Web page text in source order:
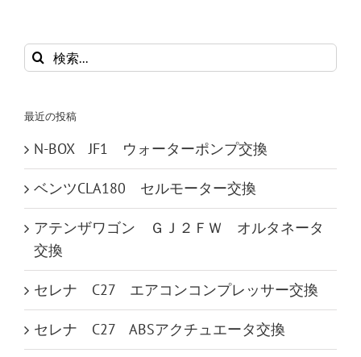
検
索
最近の投稿
N-BOX JF1 ウォーターポンプ交換
ベンツCLA180 セルモーター交換
アテンザワゴン ＧＪ２ＦＷ オルタネータ
交換
セレナ C27 エアコンコンプレッサー交換
セレナ C27 ABSアクチュエータ交換